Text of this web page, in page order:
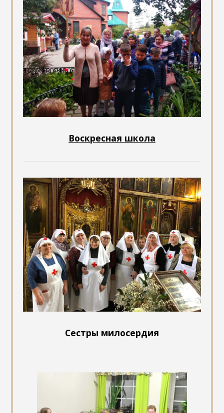
Воскресная школа
Сестры милосердия